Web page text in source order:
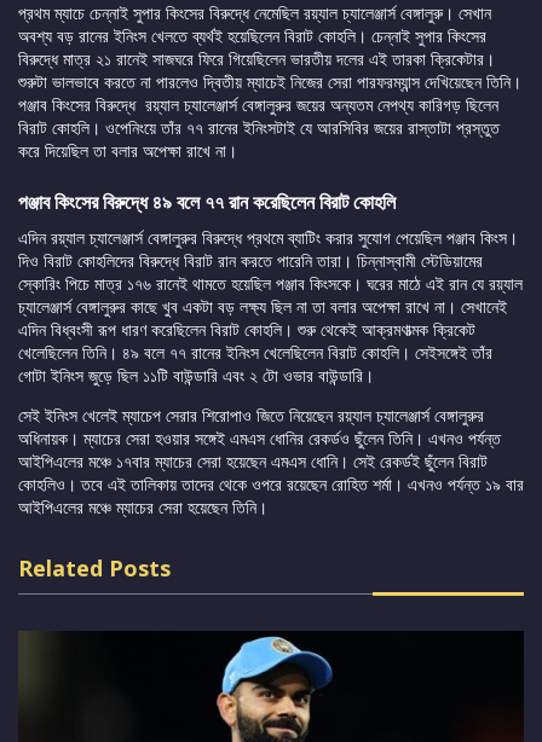
প্রথম ম্যাচে চেন্নাই সুপার কিংসের বিরুদ্ধে নেমেছিল রয়্যাল চ্যালেঞ্জার্স বেঙ্গালুরু। সেখান
অবশ্য বড় রানের ইনিংস খেলতে ব্যর্থই হয়েছিলেন বিরাট কোহলি। চেন্নাই সুপার কিংসের
বিরুদ্ধে মাত্র ২১ রানেই সাজঘরে ফিরে গিয়েছিলেন ভারতীয় দলের এই তারকা ক্রিকেটার।
শুরুটা ভালভাবে করতে না পারলেও দ্বিতীয় ম্যাচেই নিজের সেরা পারফরম্যান্স দেখিয়েছেন তিনি।
পঞ্জাব কিংসের বিরুদ্ধে রয়্যাল চ্যালেঞ্জার্স বেঙ্গালুরুর জয়ের অন্যতম নেপথ্য কারিগড় ছিলেন
বিরাট কোহলি। ওপেনিংয়ে তাঁর ৭৭ রানের ইনিংসটাই যে আরসিবির জয়ের রাস্তাটা প্রস্তুত
করে দিয়েছিল তা বলার অপেক্ষা রাখে না।
পঞ্জাব কিংসের বিরুদ্ধে ৪৯ বলে ৭৭ রান করেছিলেন বিরাট কোহলি
এদিন রয়্যাল চ্যালেঞ্জার্স বেঙ্গালুরুর বিরুদ্ধে প্রথমে ব্যাটিং করার সুযোগ পেয়েছিল পঞ্জাব কিংস।
দিও বিরাট কোহলিদের বিরুদ্ধে বিরাট রান করতে পারেনি তারা। চিন্নাস্বামী স্টেডিয়ামের
স্কোরিং পিচে মাত্র ১৭৬ রানেই থামতে হয়েছিল পঞ্জাব কিংসকে। ঘরের মাঠে এই রান যে রয়্যাল
চ্যালেঞ্জার্স বেঙ্গালুরুর কাছে খুব একটা বড় লক্ষ্য ছিল না তা বলার অপেক্ষা রাখে না। সেখানেই
এদিন বিধ্বংসী রূপ ধারণ করেছিলেন বিরাট কোহলি। শুরু থেকেই আক্রমণাত্মক ক্রিকেট
খেলেছিলেন তিনি। ৪৯ বলে ৭৭ রানের ইনিংস খেলেছিলেন বিরাট কোহলি। সেইসঙ্গেই তাঁর
গোটা ইনিংস জুড়ে ছিল ১১টি বাউন্ডারি এবং ২ টো ওভার বাউন্ডারি।
সেই ইনিংস খেলেই ম্যাচেপ সেরার শিরোপাও জিতে নিয়েছেন রয়্যাল চ্যালেঞ্জার্স বেঙ্গালুরুর
অধিনায়ক। ম্যাচের সেরা হওয়ার সঙ্গেই এমএস ধোনির রেকর্ডও ছুঁলেন তিনি। এখনও পর্যন্ত
আইপিএলের মঞ্চে ১৭বার ম্যাচের সেরা হয়েছেন এমএস ধোনি। সেই রেকর্ডই ছুঁলেন বিরাট
কোহলিও। তবে এই তালিকায় তাদের থেকে ওপরে রয়েছেন রোহিত শর্মা। এখনও পর্যন্ত ১৯ বার
আইপিএলের মঞ্চে ম্যাচের সেরা হয়েছেন তিনি।
Related Posts